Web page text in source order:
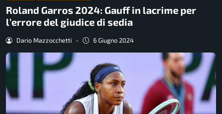
Roland Garros 2024: Gauff in lacrime per
l’errore del giudice di sedia
Dario Mazzocchetti - 6 Giugno 2024